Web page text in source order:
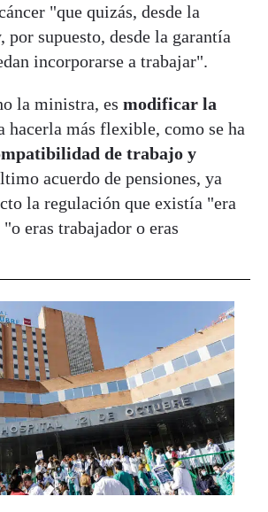
"que quizás, desde la
por supuesto, desde la garantía
incorporarse a trabajar".
la ministra, es modificar la
hacerla más flexible, como se ha
de trabajo y
acuerdo de pensiones, ya
la regulación que existía "era
eras trabajador o eras